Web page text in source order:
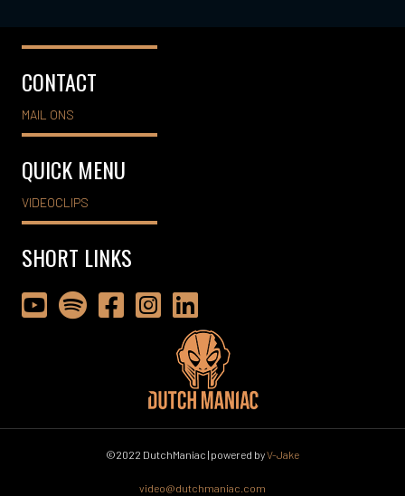
CONTACT
MAIL ONS
QUICK MENU
VIDEOCLIPS
SHORT LINKS
Dutch Maniac op YouTube
Dutch Maniac op Spotify
Dutch Maniac op Facebook
Dutch Maniac op Instagram
Dutch Maniac op LinkedIn
©2022 DutchManiac | powered byV-Jake
video@dutchmaniac.com